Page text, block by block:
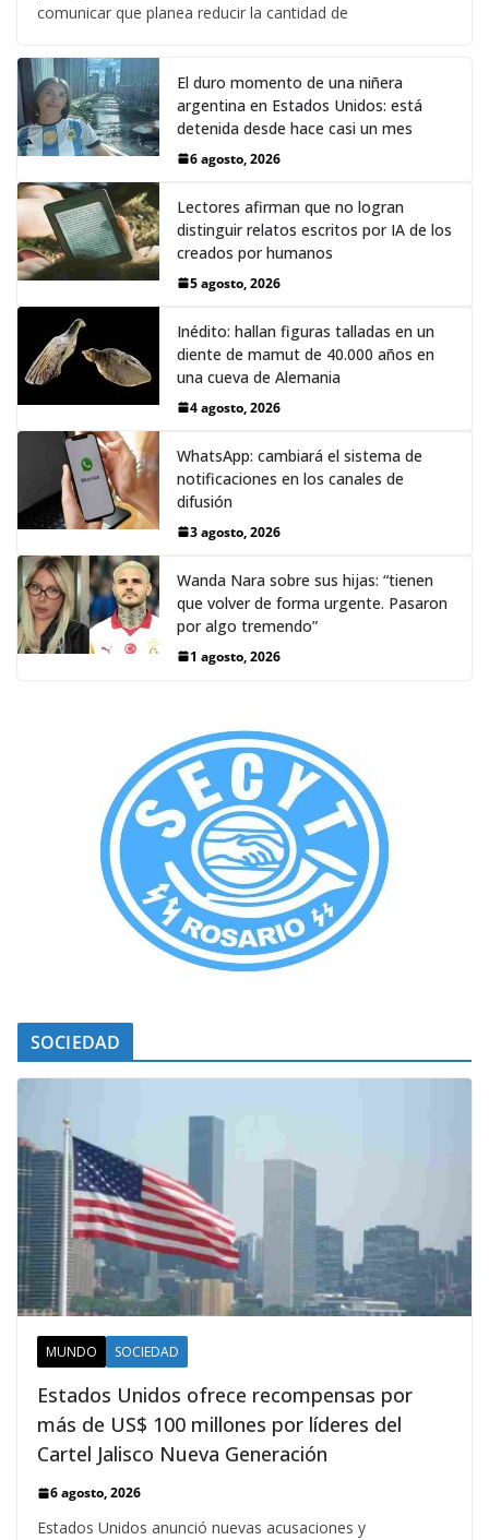
comunicar que planea reducir la cantidad de
El duro momento de una niñera
argentina en Estados Unidos: está
detenida desde hace casi un mes
6 agosto, 2026
Lectores afirman que no logran
distinguir relatos escritos por IA de los
creados por humanos
5 agosto, 2026
Inédito: hallan figuras talladas en un
diente de mamut de 40.000 años en
una cueva de Alemania
4 agosto, 2026
WhatsApp: cambiará el sistema de
notificaciones en los canales de
difusión
3 agosto, 2026
Wanda Nara sobre sus hijas: “tienen
que volver de forma urgente. Pasaron
por algo tremendo”
1 agosto, 2026
SOCIEDAD
MUNDO SOCIEDAD
Estados Unidos ofrece recompensas por
más de US$ 100 millones por líderes del
Cartel Jalisco Nueva Generación
6 agosto, 2026
Estados Unidos anunció nuevas acusaciones y